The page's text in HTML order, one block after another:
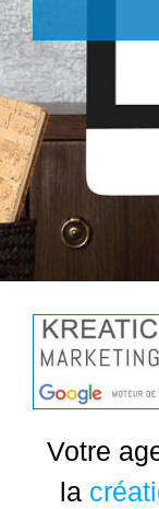
Votre
la